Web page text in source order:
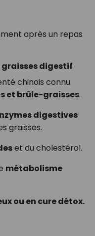
après un repas
graisses digestif
chinois connu
et brûle-graisses.
digestives
graisses.
et du cholestérol.
métabolisme
ou en cure détox.